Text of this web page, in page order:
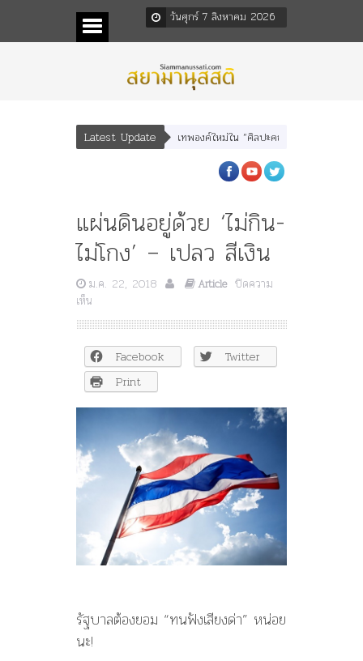
วันศุกร์ 7 สิงหาคม 2026
Latest Update
ทพบุตร” และ “เทพีรัฐธรรมนูญ” เทพองค์ใหม่ใน “ศิลปะคณะราษฎร”
แผ่นดินอยู่ด้วย ‘ไม่กิน-
ไม่โกง’ – เปลว สีเงิน
ม.ค. 22, 2018 Article ปิดความ
เห็น
แผ่น
ดิน
อยู่
ด้วย
‘ไม่
กิน-
ไม่
โกง’
–
เปลว
สี
Facebook
Twitter
Print
รัฐบาลต้องยอม “ทนฟังเสียงด่า” หน่อย
นะ!